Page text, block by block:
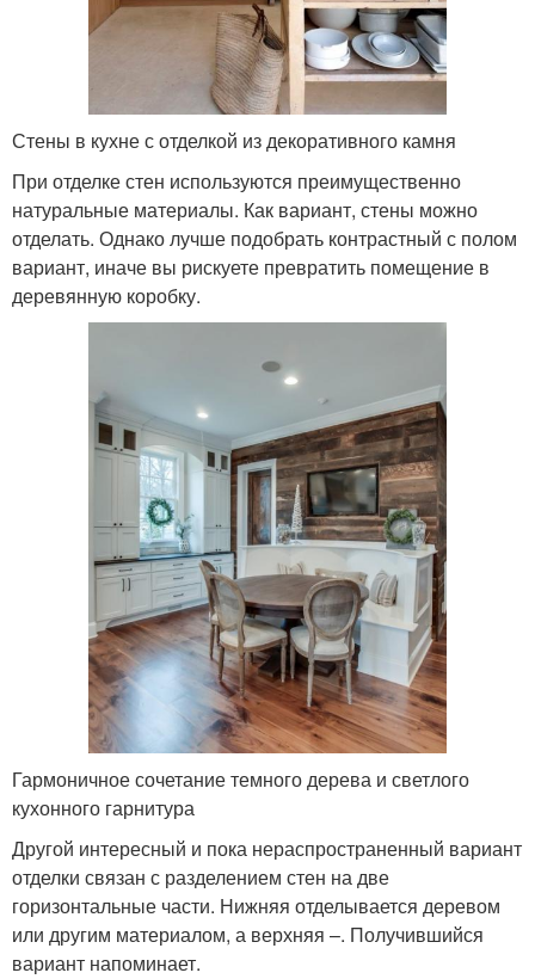
Стены в кухне с отделкой из декоративного камня
При отделке стен используются преимущественно
натуральные материалы. Как вариант, стены можно
отделать. Однако лучше подобрать контрастный с полом
вариант, иначе вы рискуете превратить помещение в
деревянную коробку.
Гармоничное сочетание темного дерева и светлого
кухонного гарнитура
Другой интересный и пока нераспространенный вариант
отделки связан с разделением стен на две
горизонтальные части. Нижняя отделывается деревом
или другим материалом, а верхняя –. Получившийся
вариант напоминает.